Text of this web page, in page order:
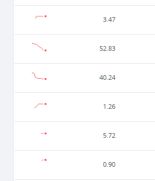
3.47
52.83
40.24
1.26
5.72
0.90